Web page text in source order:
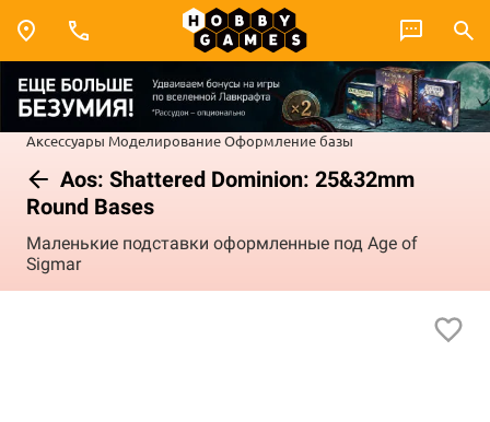
Аксессуары МоделированиеОформление базы
Aos: Shattered Dominion: 25&32mm
Round Bases
Маленькие подставки оформленные под Age of
Sigmar